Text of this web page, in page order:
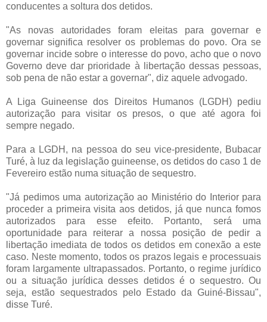
conducentes a soltura dos detidos.
"As novas autoridades foram eleitas para governar e
governar significa resolver os problemas do povo. Ora se
governar incide sobre o interesse do povo, acho que o novo
Governo deve dar prioridade à libertação dessas pessoas,
sob pena de não estar a governar", diz aquele advogado.
A Liga Guineense dos Direitos Humanos (LGDH) pediu
autorização para visitar os presos, o que até agora foi
sempre negado.
Para a LGDH, na pessoa do seu vice-presidente, Bubacar
Turé, à luz da legislação guineense, os detidos do caso 1 de
Fevereiro estão numa situação de sequestro.
"Já pedimos uma autorização ao Ministério do Interior para
proceder a primeira visita aos detidos, já que nunca fomos
autorizados para esse efeito. Portanto, será uma
oportunidade para reiterar a nossa posição de pedir a
libertação imediata de todos os detidos em conexão a este
caso. Neste momento, todos os prazos legais e processuais
foram largamente ultrapassados. Portanto, o regime jurídico
ou a situação jurídica desses detidos é o sequestro. Ou
seja, estão sequestrados pelo Estado da Guiné-Bissau",
disse Turé.